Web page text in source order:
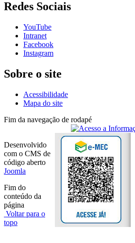
Redes Sociais
YouTube
Intranet
Facebook
Instagram
Sobre o site
Acessibilidade
Mapa do site
Fim da navegação de rodapé
Desenvolvido
com o CMS de
código aberto
Joomla
Fim do
conteúdo da
página
Voltar para o
topo